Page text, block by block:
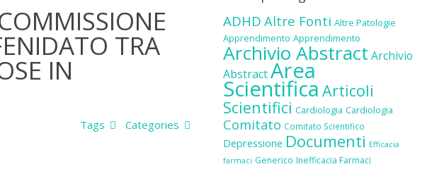
TRA
IN
Categories
Tags
ADHD Altre Fonti Altre Patologie
Apprendimento Apprendimento
Archivio Abstract Archivio
AbstractArea
Scientifica Articoli
Scientifici Cardiologia Cardiologia
Comitato Comitato Scientifico
Depressione Documenti Efficacia
farmaci Generico Inefficacia Farmaci